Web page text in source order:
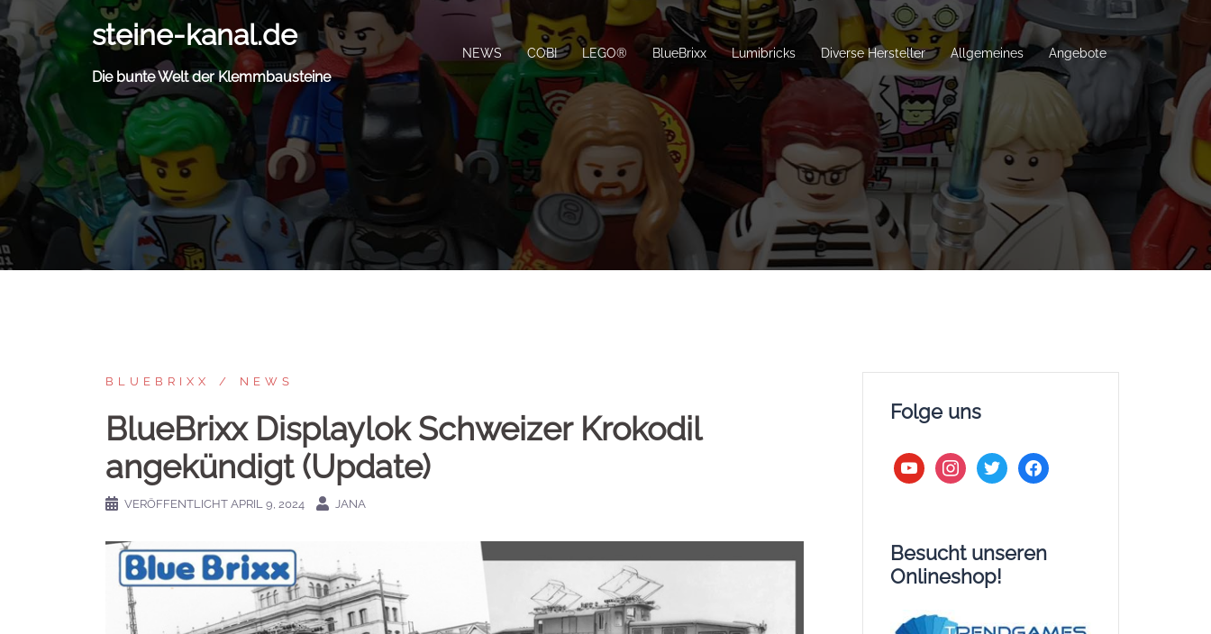
Zum
Inhalt
springen
steine-kanal.de
Die bunte Welt der Klemmbausteine
NEWS COBI LEGO® BlueBrixx Lumibricks Diverse Hersteller Allgemeines Angebote
BLUEBRIXX NEWS
BlueBrixx Displaylok Schweizer Krokodil
angekündigt (Update)
VERÖFFENTLICHT APRIL 9, 2024 JANA
Folge uns
youtubeinstagram
twitter facebook
Besucht unseren
Onlineshop!